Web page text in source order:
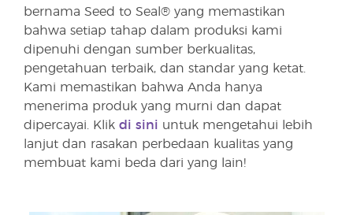
bernama Seed to Seal® yang memastikan
bahwa setiap tahap dalam produksi kami
dipenuhi dengan sumber berkualitas,
pengetahuan terbaik, dan standar yang ketat.
Kami memastikan bahwa Anda hanya
menerima produk yang murni dan dapat
dipercayai. Klik di sini untuk mengetahui lebih
lanjut dan rasakan perbedaan kualitas yang
membuat kami beda dari yang lain!